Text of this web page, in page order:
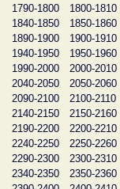
1790-1800
1800-1810
1840-1850
1850-1860
1890-1900
1900-1910
1940-1950
1950-1960
1990-2000
2000-2010
2040-2050
2050-2060
2090-2100
2100-2110
2140-2150
2150-2160
2190-2200
2200-2210
2240-2250
2250-2260
2290-2300
2300-2310
2340-2350
2350-2360